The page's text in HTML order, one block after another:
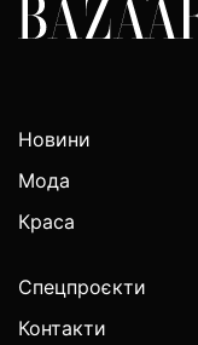
Новини
Мода
Краса
Спецпроєкти
Контакти